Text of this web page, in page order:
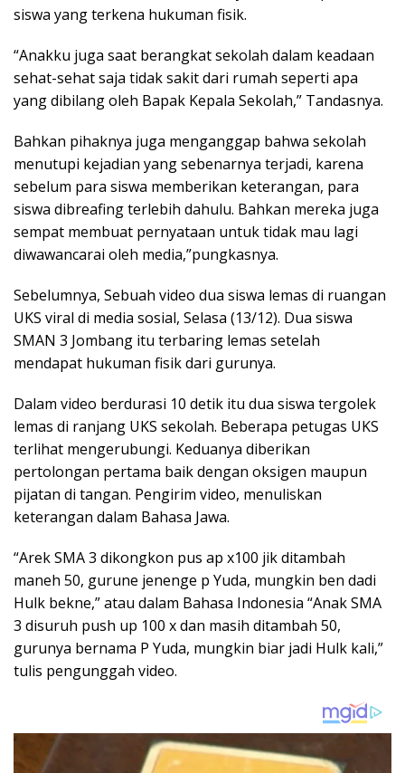
siswa yang terkena hukuman fisik.
“Anakku juga saat berangkat sekolah dalam keadaan
sehat-sehat saja tidak sakit dari rumah seperti apa
yang dibilang oleh Bapak Kepala Sekolah,” Tandasnya.
Bahkan pihaknya juga menganggap bahwa sekolah
menutupi kejadian yang sebenarnya terjadi, karena
sebelum para siswa memberikan keterangan, para
siswa dibreafing terlebih dahulu. Bahkan mereka juga
sempat membuat pernyataan untuk tidak mau lagi
diwawancarai oleh media,”pungkasnya.
Sebelumnya, Sebuah video dua siswa lemas di ruangan
UKS viral di media sosial, Selasa (13/12). Dua siswa
SMAN 3 Jombang itu terbaring lemas setelah
mendapat hukuman fisik dari gurunya.
Dalam video berdurasi 10 detik itu dua siswa tergolek
lemas di ranjang UKS sekolah. Beberapa petugas UKS
terlihat mengerubungi. Keduanya diberikan
pertolongan pertama baik dengan oksigen maupun
pijatan di tangan. Pengirim video, menuliskan
keterangan dalam Bahasa Jawa.
“Arek SMA 3 dikongkon pus ap x100 jik ditambah
maneh 50, gurune jenenge p Yuda, mungkin ben dadi
Hulk bekne,” atau dalam Bahasa Indonesia “Anak SMA
3 disuruh push up 100 x dan masih ditambah 50,
gurunya bernama P Yuda, mungkin biar jadi Hulk kali,”
tulis pengunggah video.